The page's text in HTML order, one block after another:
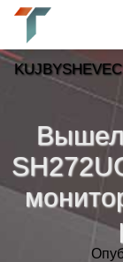
Вышел
Новости
Тренды
Рубрики»
»